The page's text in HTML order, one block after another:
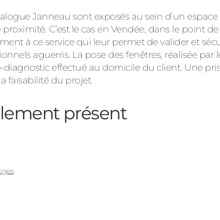
Janneau sont exposés au sein d’un
C’est le cas en Vendée, dans le point
à ce service qui leur permet de valider et
aguerris. La pose des fenêtres, réalisée par
diagnostic effectué au domicile du client. Une
faisabilité du projet.
présent